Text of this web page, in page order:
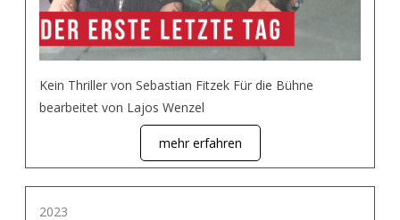
Kein Thriller von Sebastian Fitzek Für die Bühne
bearbeitet von Lajos Wenzel
mehr erfahren
2023